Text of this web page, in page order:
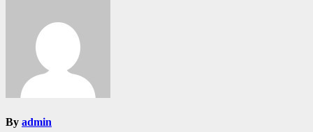
By admin